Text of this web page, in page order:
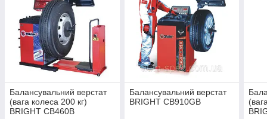
Балансувальний верстат
(вага колеса 200 кг)
BRIGHT CB460B
Балансувальний верстат
BRIGHT CB910GB